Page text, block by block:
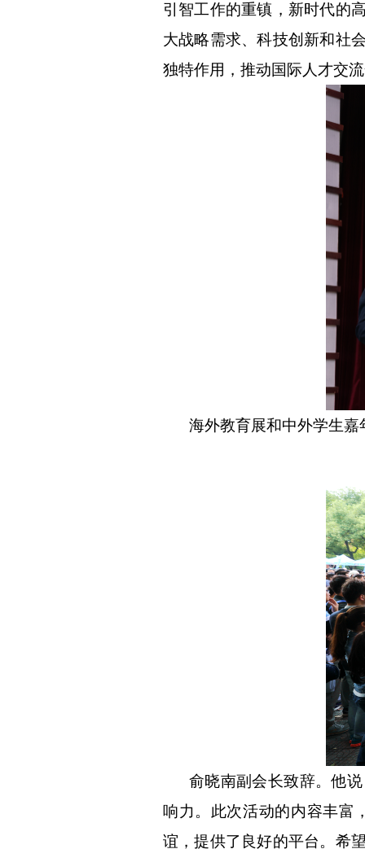
引智工作的重镇，新时代的
大战略需求、科技创新和社
独特作用，推动国际人才交
海外教育展和中外学生
俞晓南副会长致辞。他
响力。此次活动的内容丰富
谊，提供了良好的平台。希